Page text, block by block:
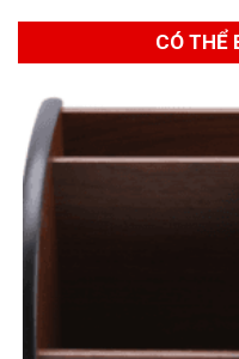
CÓ THỂ